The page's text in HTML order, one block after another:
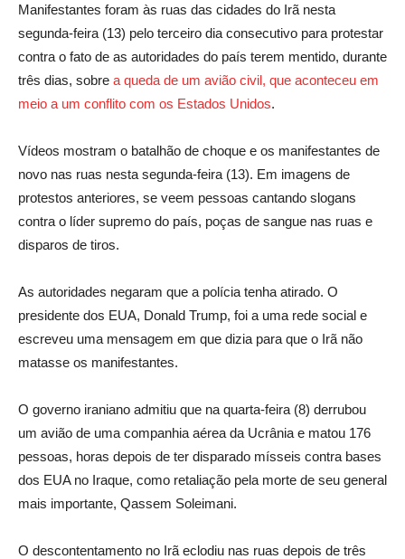
Manifestantes foram às ruas das cidades do Irã nesta
segunda-feira (13) pelo terceiro dia consecutivo para protestar
contra o fato de as autoridades do país terem mentido, durante
três dias, sobre a queda de um avião civil, que aconteceu em
meio a um conflito com os Estados Unidos.
Vídeos mostram o batalhão de choque e os manifestantes de
novo nas ruas nesta segunda-feira (13). Em imagens de
protestos anteriores, se veem pessoas cantando slogans
contra o líder supremo do país, poças de sangue nas ruas e
disparos de tiros.
As autoridades negaram que a polícia tenha atirado. O
presidente dos EUA, Donald Trump, foi a uma rede social e
escreveu uma mensagem em que dizia para que o Irã não
matasse os manifestantes.
O governo iraniano admitiu que na quarta-feira (8) derrubou
um avião de uma companhia aérea da Ucrânia e matou 176
pessoas, horas depois de ter disparado mísseis contra bases
dos EUA no Iraque, como retaliação pela morte de seu general
mais importante, Qassem Soleimani.
O descontentamento no Irã eclodiu nas ruas depois de três